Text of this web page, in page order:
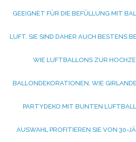
EEIGNET FÜR DIE BEFÜLLUNG MIT
UFT. SIE SIND DAHER AUCH BESTENS
IE LUFTBALLONS ZUR HOCHZEIT
ALLONDEKORATIONEN, WIE
ARTYDEKO MIT BUNTEN
USWAHL PROFITIEREN SIE VON 30-